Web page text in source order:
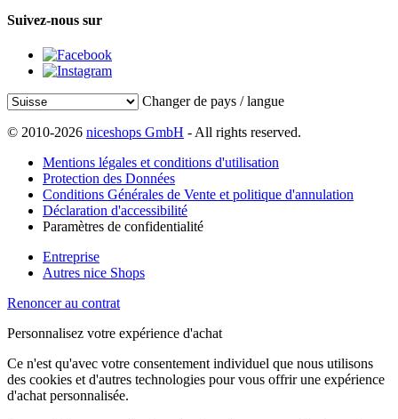
Suivez-nous sur
Changer de pays / langue
© 2010-2026 niceshops GmbH - All rights reserved.
Mentions légales et conditions d'utilisation
Protection des Données
Conditions Générales de Vente et politique d'annulation
Déclaration d'accessibilité
Paramètres de confidentialité
Entreprise
Autres nice Shops
Renoncer au contrat
Personnalisez votre expérience d'achat
Ce n'est qu'avec votre consentement individuel que nous utilisons
des cookies et d'autres technologies pour vous offrir une expérience
d'achat personnalisée.